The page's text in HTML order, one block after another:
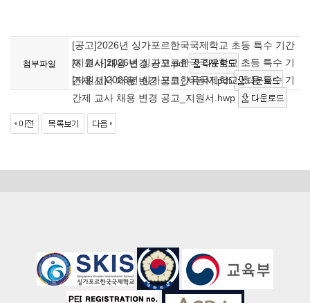
첨부파일
[공고]2026년 싱가포르한국국제학교 초등 특수 기간
제 교사 채용 변경 공고.pdf
[지원서]2026년 싱가포르한국국제학교 초등 특수 기
간제 교사 채용 변경 공고_지원서.pdf
[지원서]2026년 싱가포르한국국제학교 초등 특수 기
간제 교사 채용 변경 공고_지원서.hwp